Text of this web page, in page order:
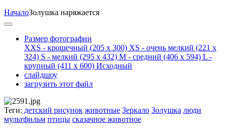
НачалоЗолушка наряжается
Размер фотографии
XXS - крошечный (205 x 300) XS - очень мелкий (221 x
324) S - мелкий (295 x 432) M - средний (406 x 594) L -
крупный (411 x 600) Исходный
слайдшоу
загрузить этот файл
Теги: детский рисунок животные Зеркало Золушка люди
мультфильм птицы сказачное животное